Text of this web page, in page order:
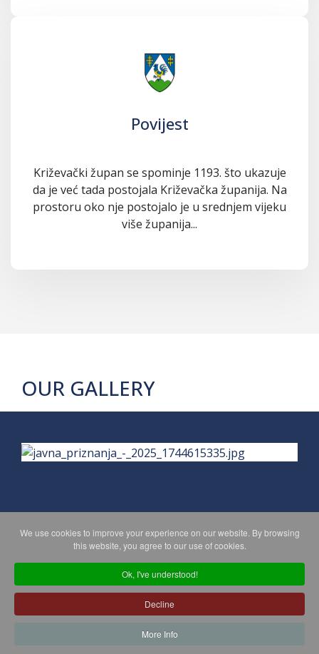
Povijest
Križevački župan se spominje 1193. što ukazuje
da je već tada postojala Križevačka županija. Na
prostoru oko nje postojalo je u srednjem vijeku
više županija...
OUR GALLERY
PRIVACY POLICY MAPA WEBA
Copyright © 2026 Koprivničko - križevačka županija. All Rights
Reserved.
We use cookies to improve your experience on our website. By browsing
this website, you agree to our use of cookies.
Ok, I've understood!
Decline
More Info